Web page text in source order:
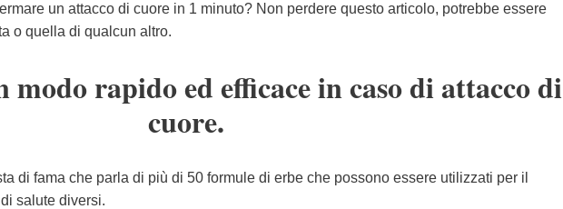
un attacco di cuore in 1 minuto? Non perdere questo articolo, potrebbe essere
o quella di qualcun altro.
modo rapido ed efficace in caso di attacco di
cuore.
di fama che parla di più di 50 formule di erbe che possono essere utilizzati per il
salute diversi.